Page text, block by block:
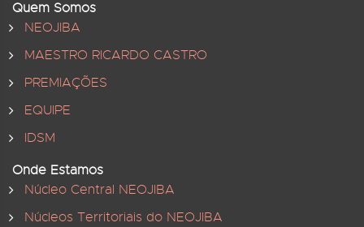
Quem Somos
NEOJIBA
MAESTRO RICARDO CASTRO
PREMIAÇÕES
EQUIPE
IDSM
Onde Estamos
Núcleo Central NEOJIBA
Núcleos Territoriais do NEOJIBA